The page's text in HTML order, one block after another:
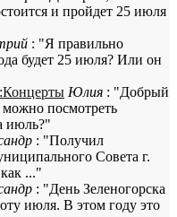
и пройдет 25 июля
: "Я правильно
будет 25 июля? Или он
Юлия : "Добрый
можно посмотреть
июль?"
: "Получил
Совета г.
..."
: "День Зеленогорска
июля. В этом году это